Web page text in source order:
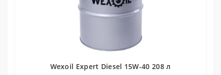
Wexoil Expert Diesel 15W-40 208 л